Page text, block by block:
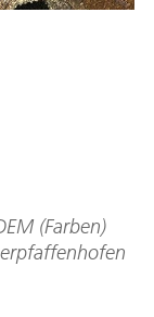
(Farben)